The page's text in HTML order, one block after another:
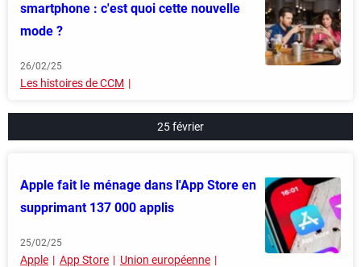
smartphone : c'est quoi cette nouvelle
mode ?
26/02/25
Les histoires de CCM
25 février
Apple fait le ménage dans l'App Store en
supprimant 137 000 applis
25/02/25
Apple App Store Union européenne